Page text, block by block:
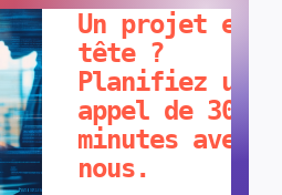
Un projet en
tête ?
Planifiez un
appel de 30
minutes avec
nous.